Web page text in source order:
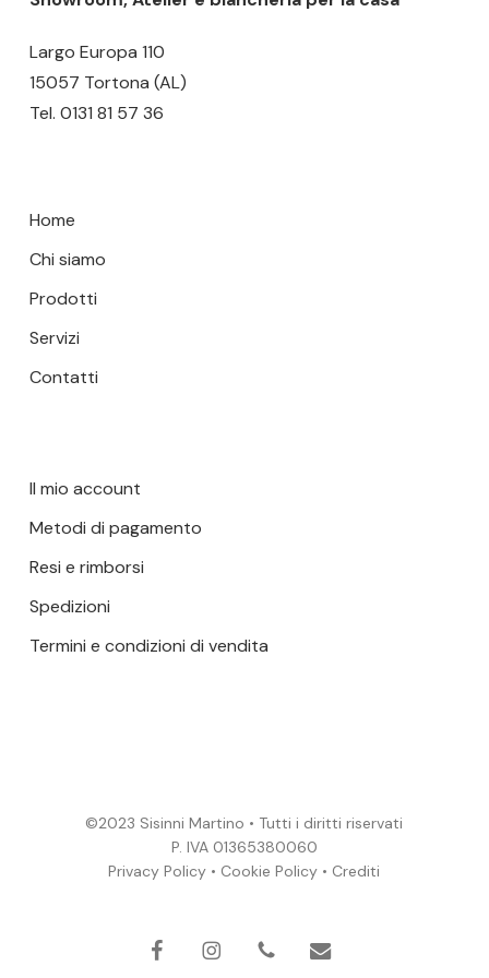
Subtotale:
VISUALIZZA
CARRELLO PAGAMENTO
nella
pagina
del
prodotto
nella
Largo Europa 110
15057 Tortona (AL)
Tel. 0131 81 57 36
Home
Chi siamo
Prodotti
Servizi
Contatti
Il mio account
Metodi di pagamento
Resi e rimborsi
Spedizioni
Termini e condizioni di vendita
©2023 Sisinni Martino • Tutti i diritti riservati
P. IVA 01365380060
Privacy Policy • Cookie Policy • Crediti
facebookinstagramphone email